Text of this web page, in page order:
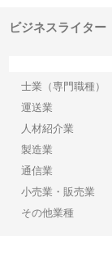
ビジネスライター
士業（専門職種）
運送業
人材紹介業
製造業
通信業
小売業・販売業
その他業種